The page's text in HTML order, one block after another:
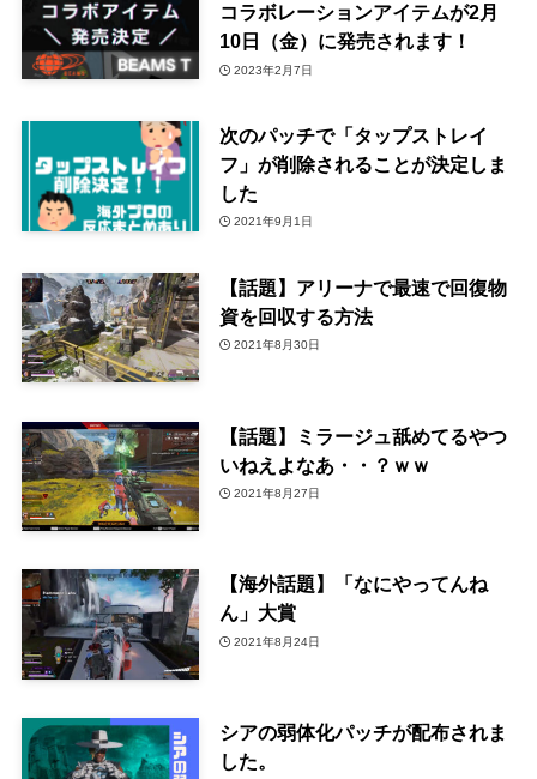
コラボレーションアイテムが2月
10日（金）に発売されます！
2023年2月7日
次のパッチで「タップストレイ
フ」が削除されることが決定しま
した
2021年9月1日
【話題】アリーナで最速で回復物
資を回収する方法
2021年8月30日
【話題】ミラージュ舐めてるやつ
いねえよなあ・・？ｗｗ
2021年8月27日
【海外話題】「なにやってんね
ん」大賞
2021年8月24日
シアの弱体化パッチが配布されま
した。